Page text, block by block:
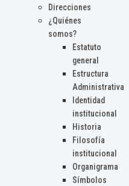
Direcciones
¿Quiénes
somos?
Estatuto
general
Estructura
Administrativa
Identidad
institucional
Historia
Filosofía
institucional
Organigrama
Símbolos